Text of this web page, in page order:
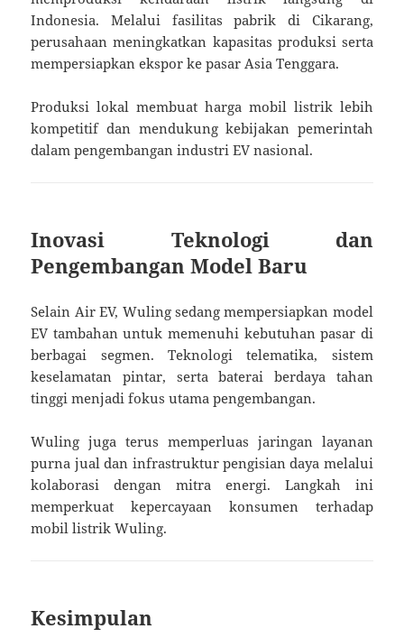
Indonesia. Melalui fasilitas pabrik di Cikarang,
perusahaan meningkatkan kapasitas produksi serta
mempersiapkan ekspor ke pasar Asia Tenggara.
Produksi lokal membuat harga mobil listrik lebih
kompetitif dan mendukung kebijakan pemerintah
dalam pengembangan industri EV nasional.
Inovasi Teknologi dan
Pengembangan Model Baru
Selain Air EV, Wuling sedang mempersiapkan model
EV tambahan untuk memenuhi kebutuhan pasar di
berbagai segmen. Teknologi telematika, sistem
keselamatan pintar, serta baterai berdaya tahan
tinggi menjadi fokus utama pengembangan.
Wuling juga terus memperluas jaringan layanan
purna jual dan infrastruktur pengisian daya melalui
kolaborasi dengan mitra energi. Langkah ini
memperkuat kepercayaan konsumen terhadap
mobil listrik Wuling.
Kesimpulan